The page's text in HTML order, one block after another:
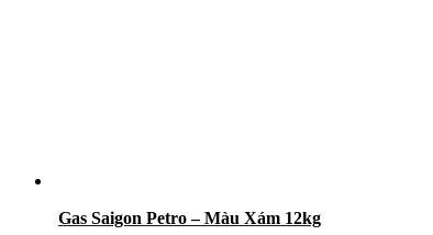
Gas Saigon Petro – Màu Xám 12kg